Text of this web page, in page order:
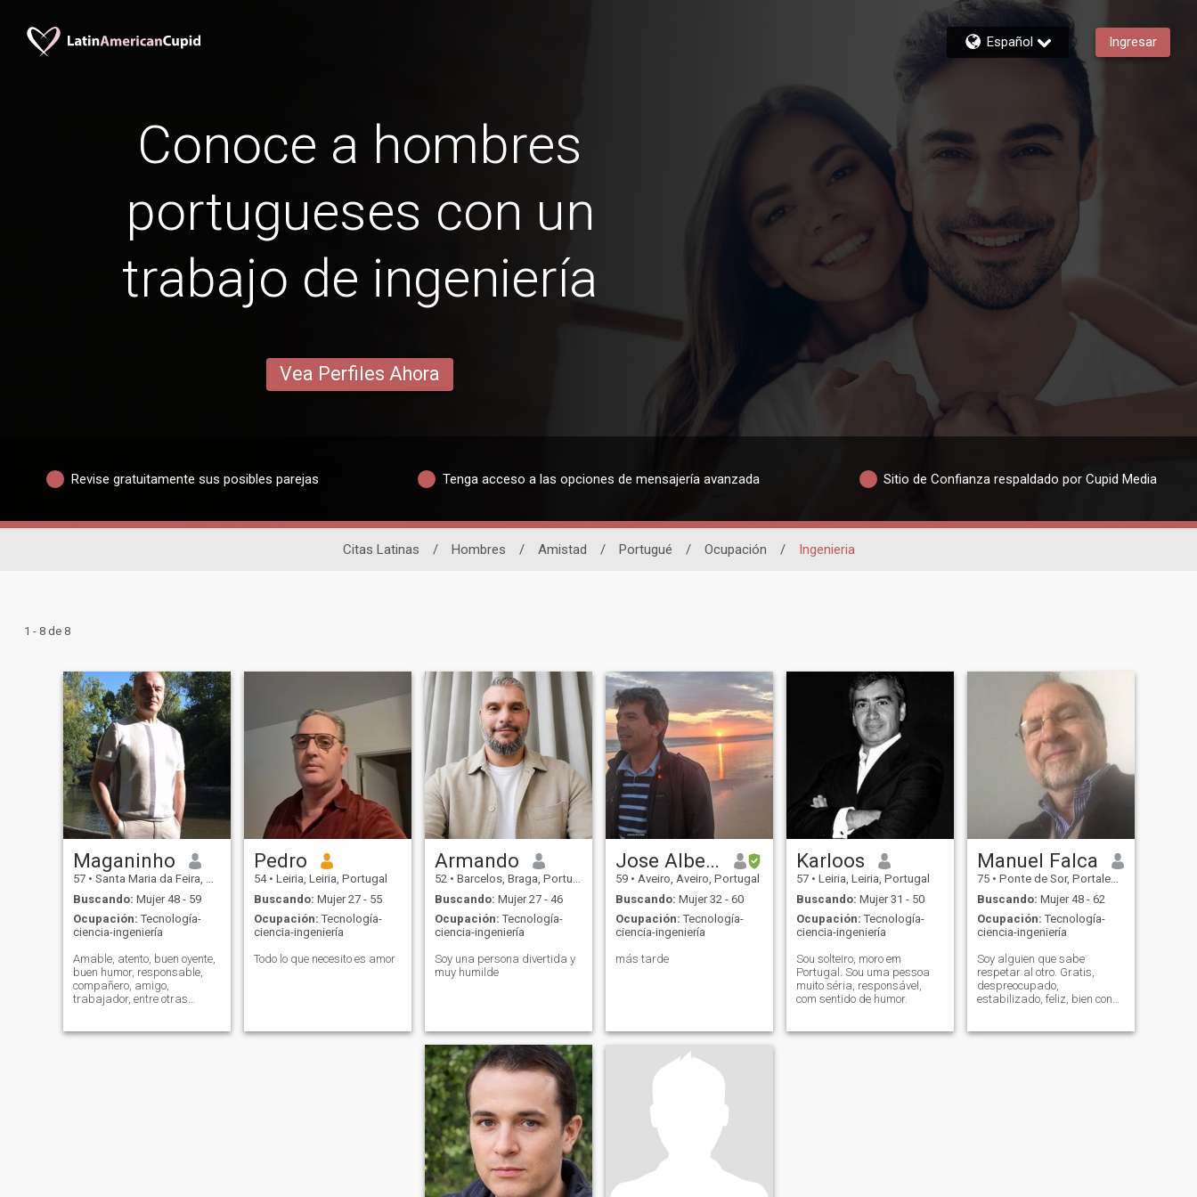
Español Ingresar
Conoce a hombres
portugueses con un
trabajo de ingeniería
Vea Perfiles Ahora
Revise gratuitamente sus posibles parejas Tenga acceso a las opciones de mensajería avanzada Sitio de Confianza respaldado por Cupid Media
Citas Latinas / Hombres / Amistad / Portugué / Ocupación / Ingenieria
1 - 8 de 8
Maganinho
57 • Santa Maria da Feira, Aveiro, Portugal
Buscando: Mujer 48 - 59
Ocupación: Tecnología-
ciencia-ingeniería
Amable, atento, buen oyente,
buen humor, responsable,
compañero, amigo,
trabajador, entre otras
Pedro
54 • Leiria, Leiria, Portugal
Buscando: Mujer 27 - 55
Ocupación: Tecnología-
ciencia-ingeniería
Todo lo que necesito es amor
Armando
52 • Barcelos, Braga, Portugal
Buscando: Mujer 27 - 46
Ocupación: Tecnología-
ciencia-ingeniería
Soy una persona divertida y
muy humilde
Jose Alberto
59 • Aveiro, Aveiro, Portugal
Buscando: Mujer 32 - 60
Ocupación: Tecnología-
ciencia-ingeniería
más tarde
Karloos
57 • Leiria, Leiria, Portugal
Buscando: Mujer 31 - 50
Ocupación: Tecnología-
ciencia-ingeniería
Sou solteiro, moro em
Portugal. Sou uma pessoa
muito séria, responsável,
com sentido de humor.
Manuel Falca
75 • Ponte de Sor, Portalegre, Portugal
Buscando: Mujer 48 - 62
Ocupación: Tecnología-
ciencia-ingeniería
Soy alguien que sabe
respetar al otro. Gratis,
despreocupado,
estabilizado, feliz, bien con